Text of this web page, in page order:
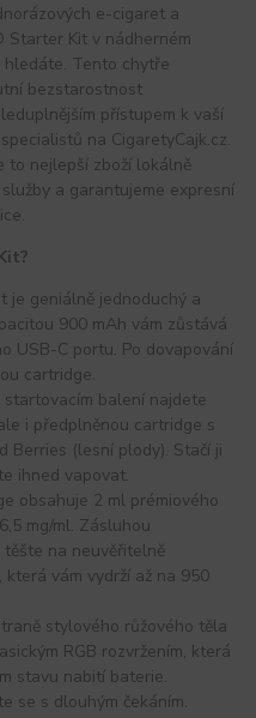
e-cigaret a
Starter Kit v nádherném
hledáte. Tento chytře
bezstarostnost
přístupem k vaší
na CigaretyCajk.cz.
to nejlepší zboží lokálně
a garantujeme expresní
je geniálně jednoduchý a
900 mAh vám zůstává
USB-C portu. Po dovapování
cartridge.
balení najdete
i předplněnou cartridge s
Berries (lesní plody). Stačí ji
ihned vapovat.
obsahuje 2 ml prémiového
mg/ml. Zásluhou
na neuvěřitelně
vám vydrží až na 950
stylového růžového těla
RGB rozvržením, která
stavu nabití baterie.
se s dlouhým čekáním.